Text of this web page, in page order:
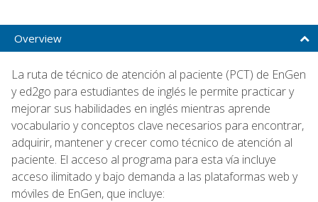
Overview
La ruta de técnico de atención al paciente (PCT) de EnGen
y ed2go para estudiantes de inglés le permite practicar y
mejorar sus habilidades en inglés mientras aprende
vocabulario y conceptos clave necesarios para encontrar,
adquirir, mantener y crecer como técnico de atención al
paciente. El acceso al programa para esta vía incluye
acceso ilimitado y bajo demanda a las plataformas web y
móviles de EnGen, que incluye: